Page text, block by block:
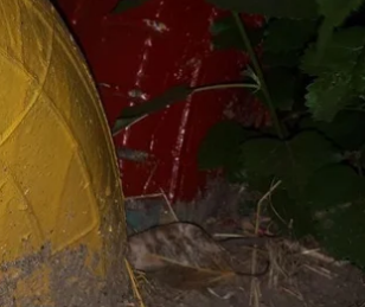
РГД—5, которую спрятал там
гранату на детской площадке по
взрывотехники и
однако при обследовании
гранату туда принес ее сын, а
домой, то сразу отобрала запал
пытался избавиться гранаты, то